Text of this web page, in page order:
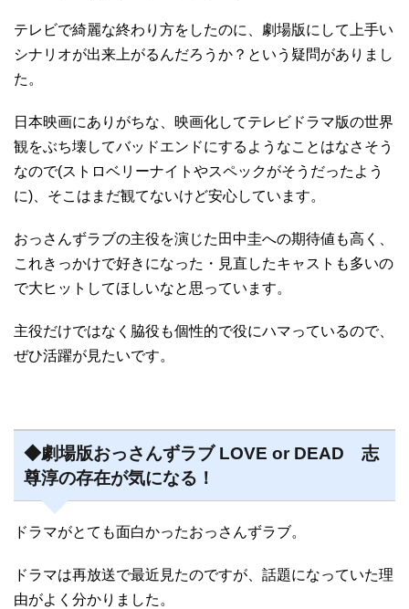
テレビで綺麗な終わり方をしたのに、劇場版にして上手い
シナリオが出来上がるんだろうか？という疑問がありまし
た。
日本映画にありがちな、映画化してテレビドラマ版の世界
観をぶち壊してバッドエンドにするようなことはなさそう
なので(ストロベリーナイトやスペックがそうだったよう
に)、そこはまだ観てないけど安心しています。
おっさんずラブの主役を演じた田中圭への期待値も高く、
これきっかけで好きになった・見直したキャストも多いの
で大ヒットしてほしいなと思っています。
主役だけではなく脇役も個性的で役にハマっているので、
ぜひ活躍が見たいです。
◆劇場版おっさんずラブ LOVE or DEAD 志
尊淳の存在が気になる！
ドラマがとても面白かったおっさんずラブ。
ドラマは再放送で最近見たのですが、話題になっていた理
由がよく分かりました。